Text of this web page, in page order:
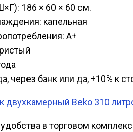
186 × 60 × 60 см.
капельная
А+
через банк или да, +10% к
двухкамерный Beko 310
в торговом